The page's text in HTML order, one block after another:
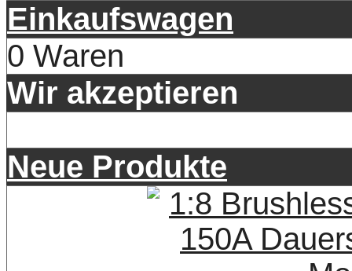
Einkaufswagen
0 Waren
Wir akzeptieren
Neue Produkte